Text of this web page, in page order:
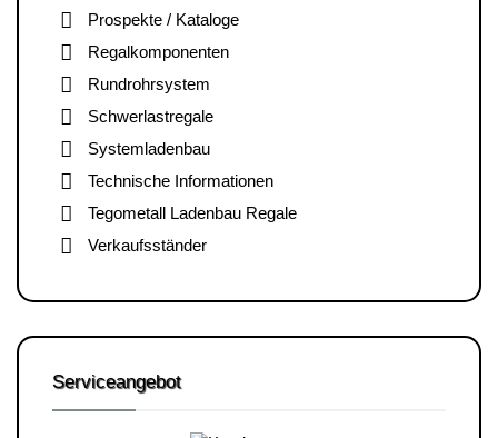
Prospekte / Kataloge
Regalkomponenten
Rundrohrsystem
Schwerlastregale
Systemladenbau
Technische Informationen
Tegometall Ladenbau Regale
Verkaufsständer
Serviceangebot